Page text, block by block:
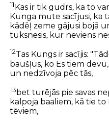
11 Kas ir tik gudrs, ka to
Kunga mute sacījusi, ka
kādēļ zeme gājusi bojā
tuksnesis, kur neviens
12Tas Kungs ir sacījis:
baušļus, ko Es tiem
un nedzīvoja pēc tās,
13bet turējās pie savas
kalpoja baaliem, kā tie to
tēviem,